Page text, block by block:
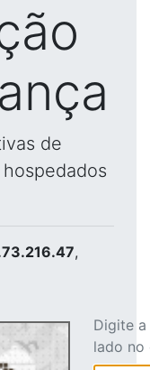
de
,
Digite
lado no